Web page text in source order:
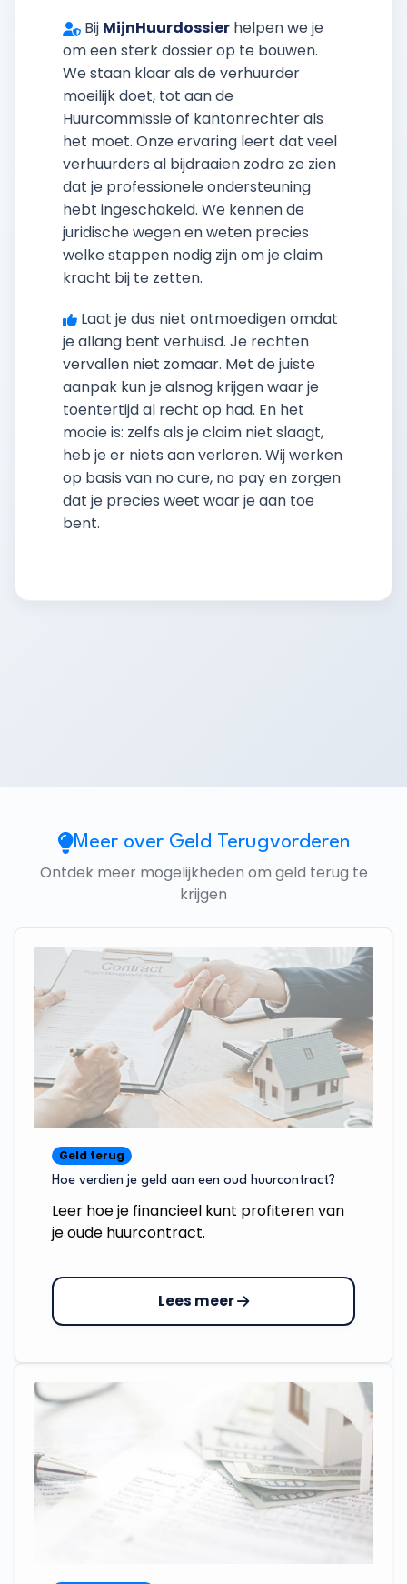
Bij MijnHuurdossier helpen we je
om een sterk dossier op te bouwen.
We staan klaar als de verhuurder
moeilijk doet, tot aan de
Huurcommissie of kantonrechter als
het moet. Onze ervaring leert dat veel
verhuurders al bijdraaien zodra ze zien
dat je professionele ondersteuning
hebt ingeschakeld. We kennen de
juridische wegen en weten precies
welke stappen nodig zijn om je claim
kracht bij te zetten.
Laat je dus niet ontmoedigen omdat
je allang bent verhuisd. Je rechten
vervallen niet zomaar. Met de juiste
aanpak kun je alsnog krijgen waar je
toentertijd al recht op had. En het
mooie is: zelfs als je claim niet slaagt,
heb je er niets aan verloren. Wij werken
op basis van no cure, no pay en zorgen
dat je precies weet waar je aan toe
bent.
Meer over Geld Terugvorderen
Ontdek meer mogelijkheden om geld terug te
krijgen
Geld terug
Hoe verdien je geld aan een oud huurcontract?
Leer hoe je financieel kunt profiteren van
je oude huurcontract.
Lees meer